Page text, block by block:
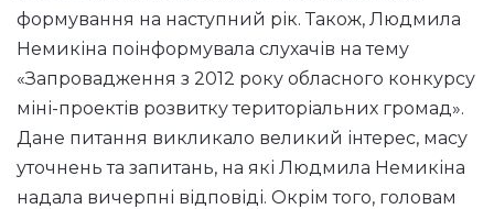
формування на наступний рік. Також, Людмила
Немикіна поінформувала слухачів на тему
«Запровадження з 2012 року обласного конкурсу
міні-проектів розвитку територіальних громад».
Дане питання викликало великий інтерес, масу
уточнень та запитань, на які Людмила Немикіна
надала вичерпні відповіді. Окрім того, головам